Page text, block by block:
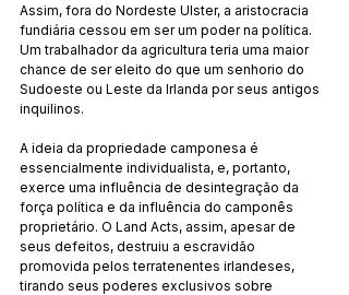
Assim, fora do Nordeste Ulster, a aristocracia
fundiária cessou em ser um poder na política.
Um trabalhador da agricultura teria uma maior
chance de ser eleito do que um senhorio do
Sudoeste ou Leste da Irlanda por seus antigos
inquilinos.
A ideia da propriedade camponesa é
essencialmente individualista, e, portanto,
exerce uma influência de desintegração da
força política e da influência do camponês
proprietário. O Land Acts, assim, apesar de
seus defeitos, destruiu a escravidão
promovida pelos terratenentes irlandeses,
tirando seus poderes exclusivos sobre